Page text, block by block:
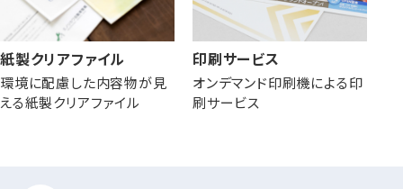
紙製クリアファイル
環境に配慮した内容物が見
える紙製クリアファイル
印刷サービス
オンデマンド印刷機による印
刷サービス